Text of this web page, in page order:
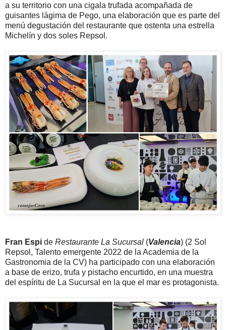
a su territorio con una cigala trufada acompañada de
guisantes lágima de Pego, una elaboración que es parte del
menú degustación del restaurante que ostenta una estrella
Michelín y dos soles Repsol.
Fran Espi de Restaurante La Sucursal (Valencia) (2 Sol
Repsol, Talento emergente 2022 de la Academia de la
Gastronomia de la CV) ha participado con una elaboración
a base de erizo, trufa y pistacho encurtido, en una muestra
del espíritu de La Sucursal en la que el mar es protagonista.